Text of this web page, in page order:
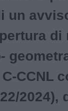
un
di
CCNL
2024),